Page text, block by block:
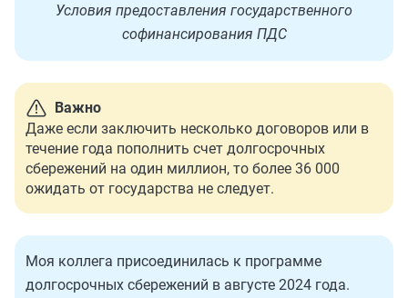
Условия предоставления государственного
софинансирования ПДС
Важно
Даже если заключить несколько договоров или в
течение года пополнить счет долгосрочных
сбережений на один миллион, то более 36 000
ожидать от государства не следует.
Моя коллега присоединилась к программе
долгосрочных сбережений в августе 2024 года.